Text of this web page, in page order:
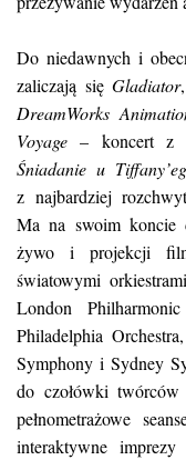
Do niedawnych i
zaliczają sięGladiator,
DreamWorks
Voyage – koncert z
Śniadanie u
z najbardziej
Ma na swoim koncie
żywo i projekcji
światowymi
London
Philadelphia
Symphony i Sydney
do czołówki
pełnometrażowe
interaktywne